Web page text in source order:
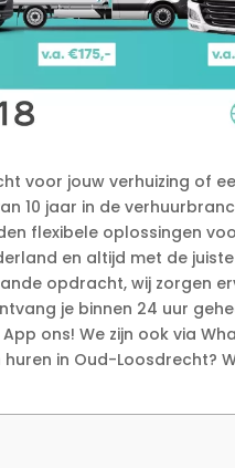
voor jouw verhuizing of
10 jaar in de
flexibele oplossingen
en altijd met de
opdracht, wij zorgen
je binnen 24 uur
ons! We zijn ook via
in Oud-Loosdrecht?